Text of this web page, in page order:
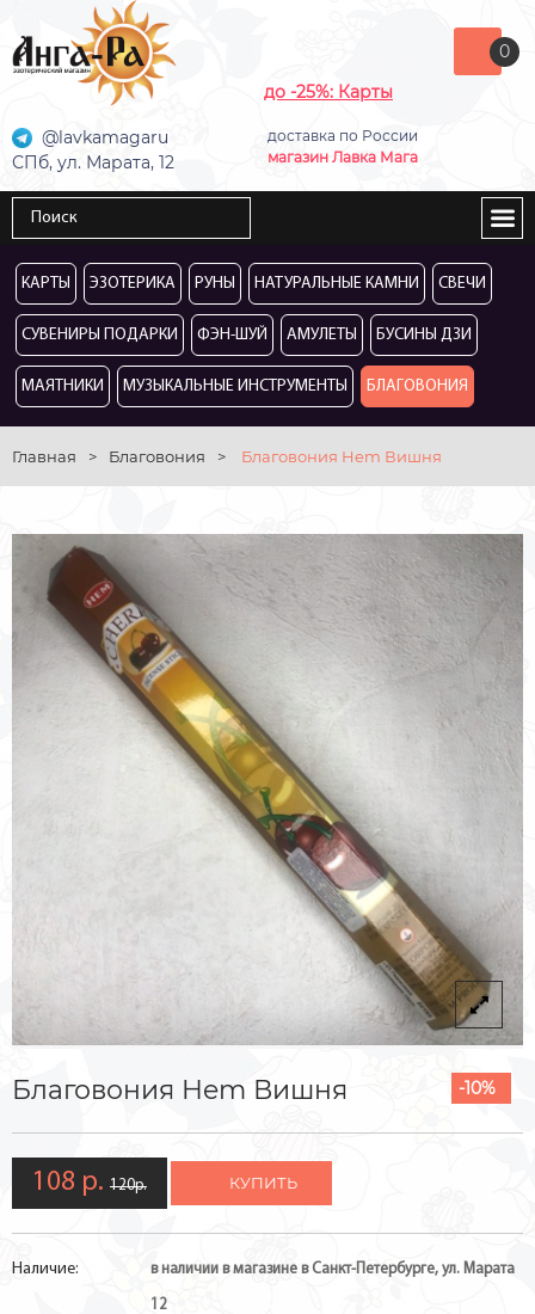
до -25%: Карты
доставка по России
магазин Лавка Мага
@lavkamagaru
СПб, ул. Марата, 12
0
КАРТЫ ЭЗОТЕРИКА РУНЫ НАТУРАЛЬНЫЕ КАМНИ СВЕЧИ
СУВЕНИРЫ ПОДАРКИ ФЭН-ШУЙ АМУЛЕТЫ БУСИНЫ ДЗИ
МАЯТНИКИ МУЗЫКАЛЬНЫЕ ИНСТРУМЕНТЫ БЛАГОВОНИЯ
Главная > Благовония > Благовония Hem Вишня
-10%
Благовония Hem Вишня
108 р. 120р. КУПИТЬ
Наличие: в наличии в магазине в Санкт-Петербурге, ул. Марата
12